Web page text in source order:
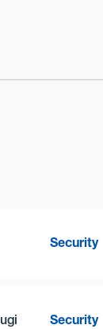
Security
Security